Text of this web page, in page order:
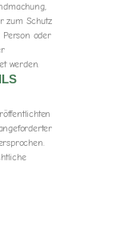
zum Schutz
oder
werden.